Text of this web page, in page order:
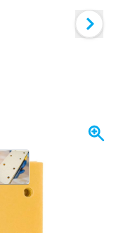
image
View larger image
+21